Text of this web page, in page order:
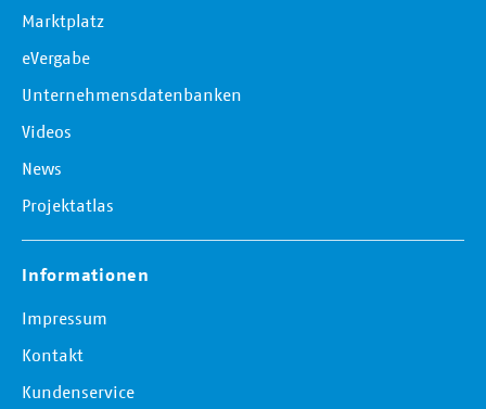
Marktplatz
eVergabe
Unternehmensdatenbanken
Videos
News
Projektatlas
Informationen
Impressum
Kontakt
Kundenservice